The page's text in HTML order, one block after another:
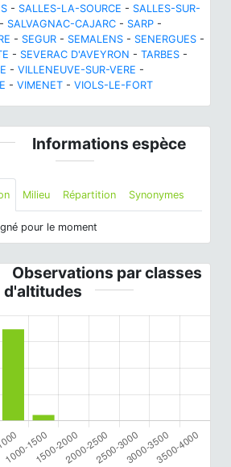
- SALLES-LA-SOURCE - SALLES-SUR-
- SALVAGNAC-CAJARC - SARP -
- SEGUR - SEMALENS - SENERGUES -
- SEVERAC D'AVEYRON - TARBES -
- VILLENEUVE-SUR-VERE -
- VIMENET - VIOLS-LE-FORT
Informations espèce
Milieu Répartition Synonymes
pour le moment
Observations par classes
d'altitudes